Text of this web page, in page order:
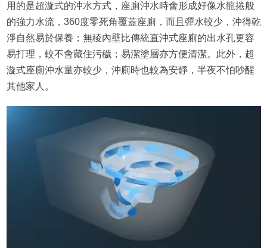
用的是超漩式的沖水方式，座廁沖水時會形成好像水龍捲般
的強力水流，360度零死角覆蓋座廁，而且彈水較少，沖得乾
淨自然易於保養；無稜內壁比傳統直沖式座廁的出水孔更容
易打理，較不會藏住污穢；易潔塗層亦方便清潔。此外，超
漩式座廁沖水量亦較少，沖廁時也較為安靜，半夜不怕吵醒
其他家人。